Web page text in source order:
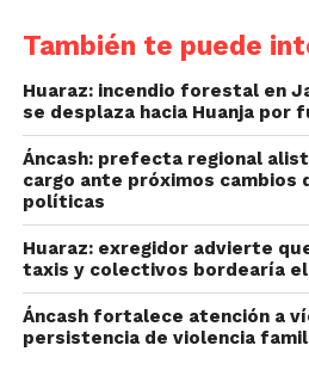
También te puede
Huaraz: incendio forestal en
se desplaza hacia Huanja por
Áncash: prefecta regional
cargo ante próximos cambios
políticas
Huaraz: exregidor advierte
taxis y colectivos bordearía el
Áncash fortalece atención a
persistencia de violencia